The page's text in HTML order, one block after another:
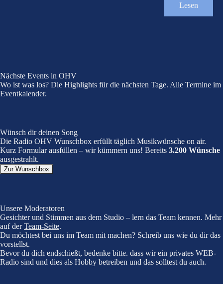
Lesen
Nächste Events in OHV
Wo ist was los? Die Highlights für die nächsten Tage. Alle Termine im
Eventkalender.
Wünsch dir deinen Song
Die Radio OHV Wunschbox erfüllt täglich Musikwünsche on air.
Kurz Formular ausfüllen – wir kümmern uns! Bereits 3.200 Wünsche
ausgestrahlt.
Zur Wunschbox
Unsere Moderatoren
Gesichter und Stimmen aus dem Studio – lern das Team kennen. Mehr
auf derTeam-Seite.
Du möchtest bei uns im Team mit machen? Schreib uns wie du dir das
vorstellst.
Bevor du dich endschießt, bedenke bitte. dass wir ein privates WEB-
Radio sind und dies als Hobby betreiben und das solltest du auch.